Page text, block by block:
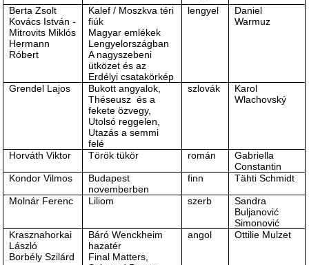
Berta Zsolt
Kovács István -
Mitrovits Miklós
Hermann
Róbert
Kalef / Moszkva téri
fiúk
Magyar emlékek
Lengyelországban
A nagyszebeni
ütközet és az
Erdélyi csatakörkép
lengyel
Daniel
Warmuz
Grendel Lajos
Bukott angyalok,
Théseusz és a
fekete özvegy,
Utolsó reggelen,
Utazás a semmi
felé
szlovák
Karol
Wlachovský
Horváth Viktor Török tükör román
Gabriella
Constantin
Kondor Vilmos
Budapest
novemberben
finn Tähti Schmidt
Molnár Ferenc Liliom szerb
Sandra
Buljanović
Simonović
Krasznahorkai
László
Borbély Szilárd
Báró Wenckheim
hazatér
Final Matters,
angol Ottilie Mulzet